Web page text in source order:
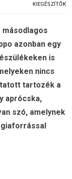
KIEGÉSZÍTŐK
azonban egy
is
nincs
tartozék a
aprócska,
szó, amelynek